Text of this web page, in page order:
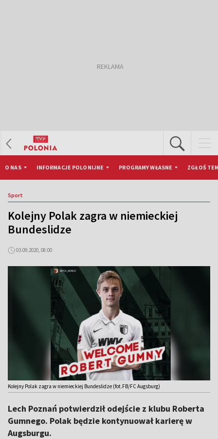
O NAS INFORMACJE POLONIJNE PROGRAMY WŁASNE ZGŁOŚ
Sport
Kolejny Polak zagra w niemieckiej
Bundeslidze
03.09.2020, 08:00
Kolejny Polak zagra w niemieckiej Bundeslidze (fot.FB/FC Augsburg)
Lech Poznań potwierdził odejście z klubu Roberta
Gumnego. Polak będzie kontynuował karierę w
Augsburgu.